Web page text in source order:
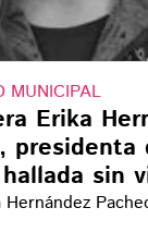
MUNICIPAL
Erika
presidenta
sin